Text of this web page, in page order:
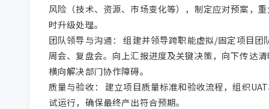
风险（技术、资源、市场变化等），制定应对预案，
时升级处理。
团队领导与沟通： 组建并领导跨职能虚拟/固定项目团
周会、复盘会。向上汇报进度及关键决策，向下传达
横向解决部门协作障碍。
质量与验收： 建立项目质量标准和验收流程，组织
试运行，确保最终产出符合预期。